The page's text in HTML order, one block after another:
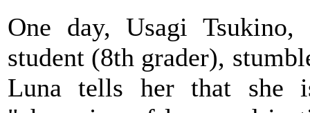
One day, Usagi
student (8th grader),
Luna tells her that she